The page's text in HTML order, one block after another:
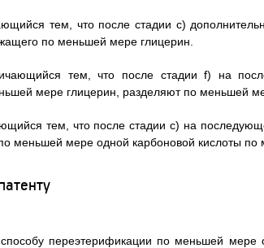
тем, что после стадии с)
по меньшей мере глицерин.
тем, что после стадии f) на
мере глицерин, разделяют по меньшей
тем, что после стадии с) на
меньшей мере одной карбоновой кислоты по
способу переэтерификации по меньшей